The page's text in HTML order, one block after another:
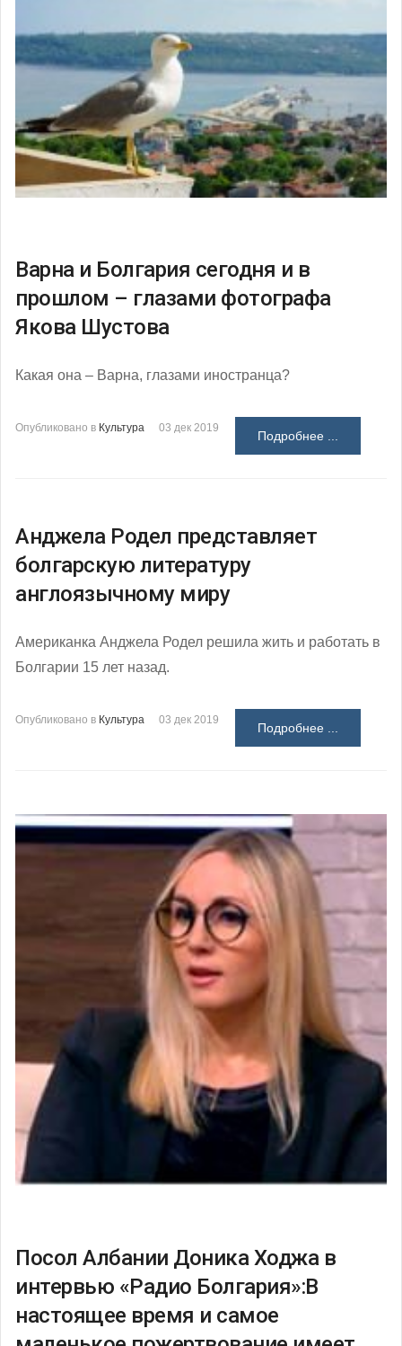
Варна и Болгария сегодня и в
прошлом – глазами фотографа
Якова Шустова
Какая она – Варна, глазами иностранца?
Опубликовано в Культура 03 дек 2019
Подробнее ...
Анджела Родел представляет
болгарскую литературу
англоязычному миру
Американка Анджела Родел решила жить и работать в
Болгарии 15 лет назад.
Опубликовано в Культура 03 дек 2019
Подробнее ...
Посол Албании Доника Ходжа в
интервью «Радио Болгария»:В
настоящее время и самое